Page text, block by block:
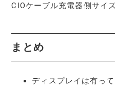
CIOケーブル充電器側サイ
まとめ
ディスプレイは有っ